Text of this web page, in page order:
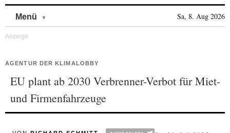
Menü Sa, 8. Aug 2026
AGENTUR DER KLIMALOBBY
EU plant ab 2030 Verbrenner-Verbot für Miet-
und Firmenfahrzeuge